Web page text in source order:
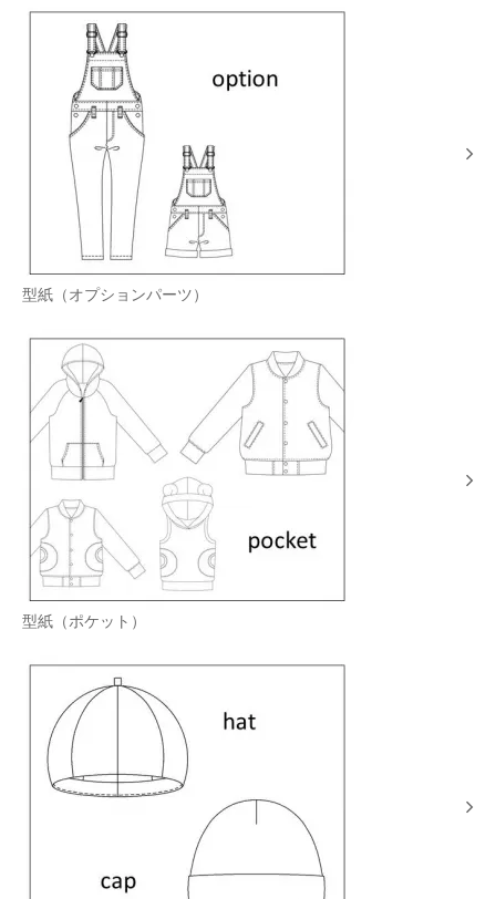
型紙（オプションパーツ）
型紙（ポケット）